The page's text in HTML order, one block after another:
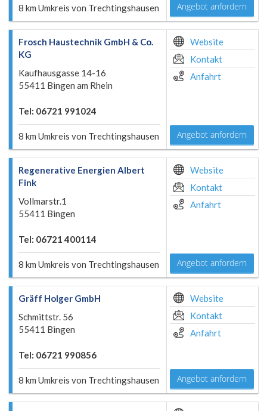
8 km Umkreis von Trechtingshausen Angebot anfordern
Frosch Haustechnik GmbH & Co.
KG
Kaufhausgasse 14-16
55411 Bingen am Rhein
Tel: 06721 991024
8 km Umkreis von Trechtingshausen
Website
Kontakt
Anfahrt
Angebot anfordern
Regenerative Energien Albert
Fink
Vollmarstr.1
55411 Bingen
Tel: 06721 400114
8 km Umkreis von Trechtingshausen
Website
Kontakt
Anfahrt
Angebot anfordern
Gräff Holger GmbH
Schmittstr. 56
55411 Bingen
Tel: 06721 990856
8 km Umkreis von Trechtingshausen
Website
Kontakt
Anfahrt
Angebot anfordern